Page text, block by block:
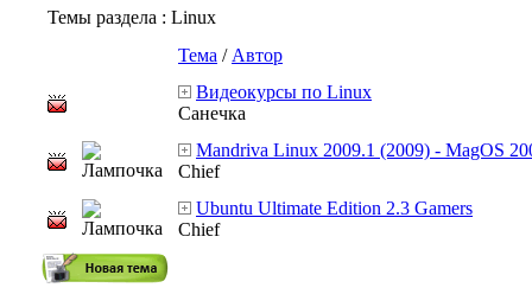
Темы раздела : Linux
Тема / Автор
Видеокурсы по Linux
Санечка
Mandriva Linux 2009.1 (2009) - MagOS
Chief
Ubuntu Ultimate Edition 2.3 Gamers
Chief